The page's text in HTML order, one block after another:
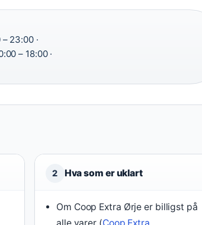
23:00 ·
– 18:00 ·
2 Hva som er uklart
Om Coop Extra Ørje er billigst på